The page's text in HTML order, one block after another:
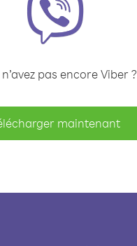
pas encore Viber ?
maintenant